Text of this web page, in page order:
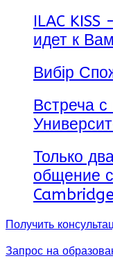
ILAC
идет к
Вибір
Встреча
Только
общение
Получить
Запрос на